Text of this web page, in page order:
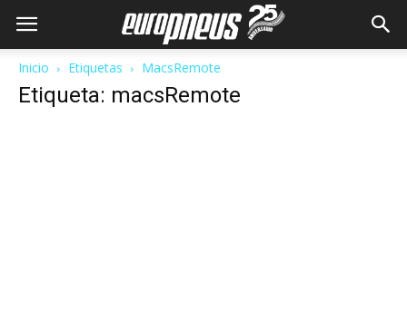
Inicio Etiquetas MacsRemote
Etiqueta: macsRemote